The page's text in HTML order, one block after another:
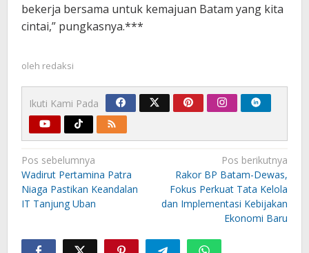
bekerja bersama untuk kemajuan Batam yang kita
cintai,” pungkasnya.***
oleh redaksi
Ikuti Kami Pada
Navigasi
pos
Pos sebelumnya
Wadirut Pertamina Patra
Niaga Pastikan Keandalan
IT Tanjung Uban
Pos berikutnya
Rakor BP Batam-Dewas,
Fokus Perkuat Tata Kelola
dan Implementasi Kebijakan
Ekonomi Baru